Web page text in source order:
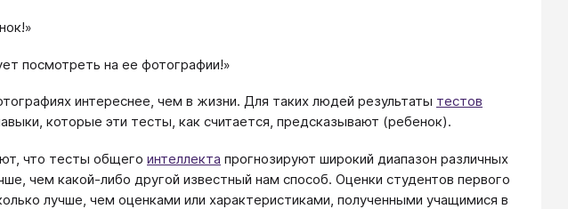
посмотреть на ее фотографии!»
интереснее, чем в жизни. Для таких людей результаты тестов
которые эти тесты, как считается, предсказывают (ребенок).
что тесты общего интеллекта прогнозируют широкий диапазон различных
чем какой-либо другой известный нам способ. Оценки студентов первого
лучше, чем оценками или характеристиками, полученными учащимися в